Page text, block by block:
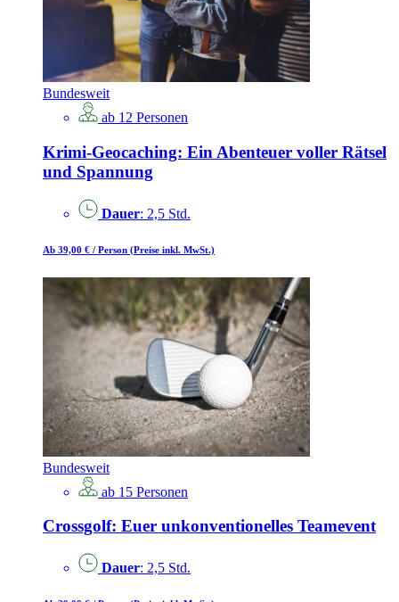
Bundesweit
ab 12 Personen
Krimi-Geocaching: Ein Abenteuer voller Rätsel
und Spannung
Dauer: 2,5 Std.
Ab 39,00 € / Person (Preise inkl. MwSt.)
Bundesweit
ab 15 Personen
Crossgolf: Euer unkonventionelles Teamevent
Dauer: 2,5 Std.